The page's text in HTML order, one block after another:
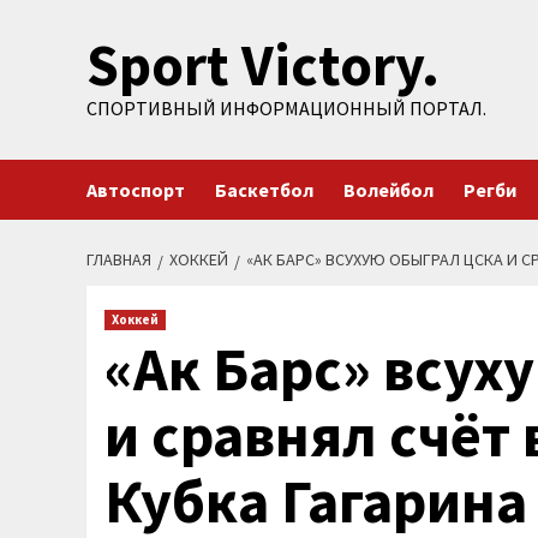
содержимомуSport Victory.
СПОРТИВНЫЙ ИНФОРМАЦИОННЫЙ ПОРТАЛ.
Автоспорт Баскетбол Волейбол Регби
ГЛАВНАЯ ХОККЕЙ «АК БАРС» ВСУХУЮ ОБЫГРАЛ ЦСКА И
Хоккей
«Ак Барс»
и сравнял
Кубка Гагарина